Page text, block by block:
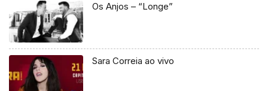
Os Anjos – “Longe”
Sara Correia ao vivo